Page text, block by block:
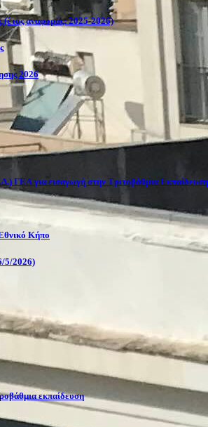
(έτος αναφοράς: 2025-2026)
2026
ΓΕΛ για εισαγωγή στην Τριτοβάθμια Εκπαίδευση
Κήπο
5/2026)
εκπαίδευση